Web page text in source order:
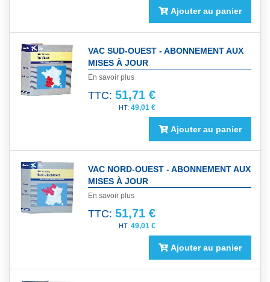
Ajouter au panier
VAC SUD-OUEST - ABONNEMENT AUX
MISES À JOUR
En savoir plus
TTC: 51,71 €
49,01 €
Ajouter au panier
VAC NORD-OUEST - ABONNEMENT AUX
MISES À JOUR
En savoir plus
TTC: 51,71 €
49,01 €
Ajouter au panier